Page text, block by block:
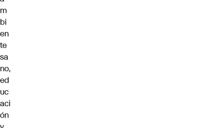
m
bi
en
te
sa
no,
ed
uc
aci
ón